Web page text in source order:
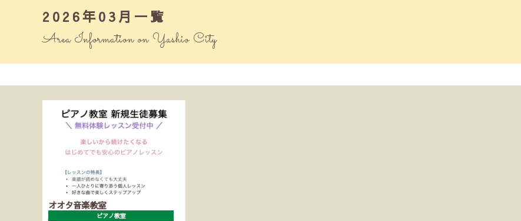
2026年03月一覧
Area Information on Yashio City
オオタ音楽教室
ピアノ教室